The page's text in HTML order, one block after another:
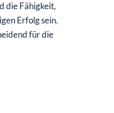
die Fähigkeit,
Erfolg sein.
für die